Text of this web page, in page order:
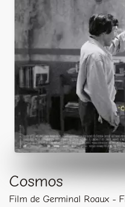
Cosmos
Film de Germinal Roaux -